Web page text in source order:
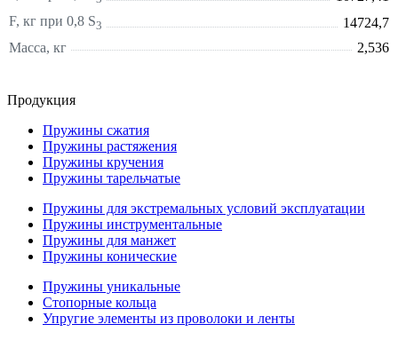
F, кг при 0,8 S3
14724,7
Масса, кг
2,536
Продукция
Пружины сжатия
Пружины растяжения
Пружины кручения
Пружины тарельчатые
Пружины для экстремальных условий эксплуатации
Пружины инструментальные
Пружины для манжет
Пружины конические
Пружины уникальные
Стопорные кольца
Упругие элементы из проволоки и ленты